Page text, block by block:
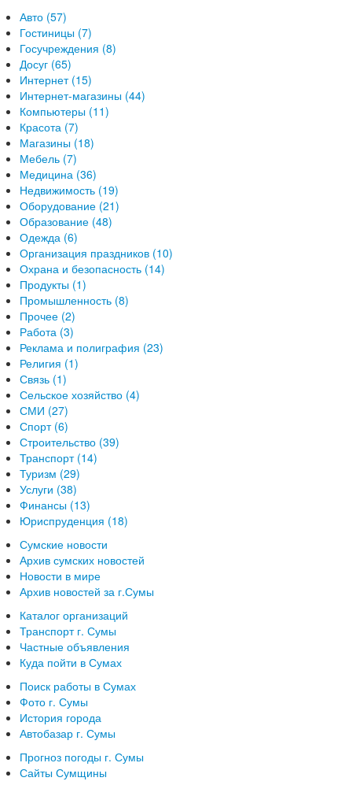
Авто (57)
Гостиницы (7)
Госучреждения (8)
Досуг (65)
Интернет (15)
Интернет-магазины (44)
Компьютеры (11)
Красота (7)
Магазины (18)
Мебель (7)
Медицина (36)
Недвижимость (19)
Оборудование (21)
Образование (48)
Одежда (6)
Организация праздников (10)
Охрана и безопасность (14)
Продукты (1)
Промышленность (8)
Прочее (2)
Работа (3)
Реклама и полиграфия (23)
Религия (1)
Связь (1)
Сельское хозяйство (4)
СМИ (27)
Спорт (6)
Строительство (39)
Транспорт (14)
Туризм (29)
Услуги (38)
Финансы (13)
Юриспруденция (18)
Сумские новости
Архив сумских новостей
Новости в мире
Архив новостей за г.Сумы
Каталог организаций
Транспорт г. Сумы
Частные объявления
Куда пойти в Сумах
Поиск работы в Сумах
Фото г. Сумы
История города
Автобазар г. Сумы
Прогноз погоды г. Сумы
Сайты Сумщины